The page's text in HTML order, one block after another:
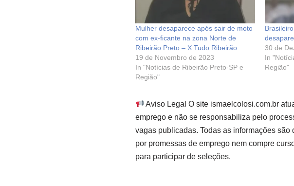
Mulher desaparece após sair de moto
com ex-ficante na zona Norte de
Ribeirão Preto – X Tudo Ribeirão
19 de Novembro de 2023
In "Notícias de Ribeirão Preto-SP e
Região"
30 de
In
Região"
Aviso Legal O site ismaelcolosi.com.br
emprego e não se responsabiliza pelo
vagas publicadas. Todas as informações
por promessas de emprego nem compre
para participar de seleções.